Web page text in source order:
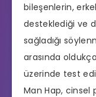
bileşenlerin,
desteklediği ve
sağladığı
arasında
üzerinde test
Man Hap, cinsel